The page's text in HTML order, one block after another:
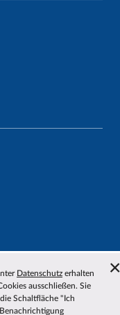
Datenschutz erhalten
ausschließen. Sie
Schaltfläche "Ich